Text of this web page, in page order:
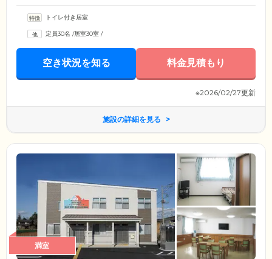
トイレ付き居室
定員30名 /居室30室 /
空き状況を知る 料金見積もり
※2026/02/27更新
施設の詳細を見る
満室